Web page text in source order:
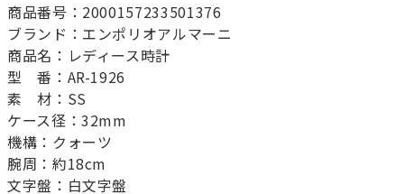
商品番号：2000157233501376
ブランド：エンポリオアルマーニ
商品名：レディース時計
型 番：AR-1926
素 材：SS
ケース径：32mm
機構：クォーツ
腕周：約18cm
文字盤：白文字盤